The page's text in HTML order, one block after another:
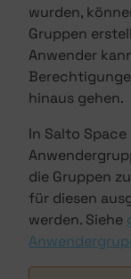
wurden,
Gruppen
Anwender
hinaus gehen.
In Salto
die Gruppen
für diesen
werden. Siehe